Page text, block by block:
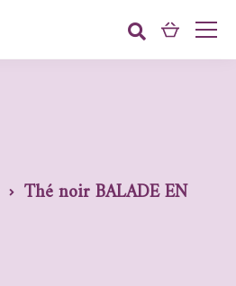
Thé noir BALADE EN